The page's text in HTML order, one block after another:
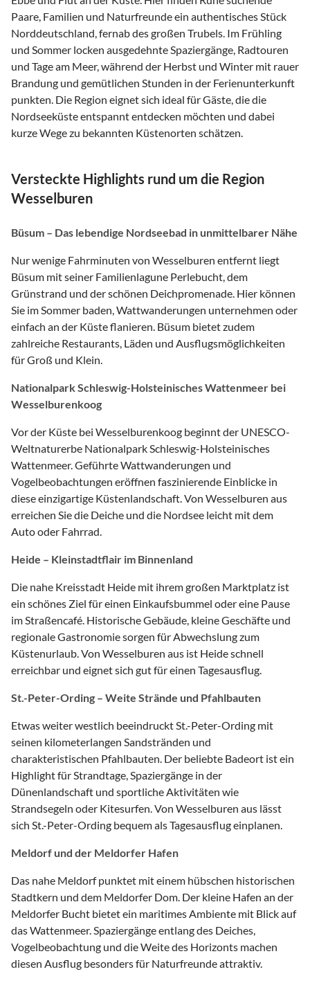
Paare, Familien und Naturfreunde ein authentisches Stück
Norddeutschland, fernab des großen Trubels. Im Frühling
und Sommer locken ausgedehnte Spaziergänge, Radtouren
und Tage am Meer, während der Herbst und Winter mit rauer
Brandung und gemütlichen Stunden in der Ferienunterkunft
punkten. Die Region eignet sich ideal für Gäste, die die
Nordseeküste entspannt entdecken möchten und dabei
kurze Wege zu bekannten Küstenorten schätzen.
Versteckte Highlights rund um die Region
Wesselburen
Büsum – Das lebendige Nordseebad in unmittelbarer Nähe
Nur wenige Fahrminuten von Wesselburen entfernt liegt
Büsum mit seiner Familienlagune Perlebucht, dem
Grünstrand und der schönen Deichpromenade. Hier können
Sie im Sommer baden, Wattwanderungen unternehmen oder
einfach an der Küste flanieren. Büsum bietet zudem
zahlreiche Restaurants, Läden und Ausflugsmöglichkeiten
für Groß und Klein.
Nationalpark Schleswig-Holsteinisches Wattenmeer bei
Wesselburenkoog
Vor der Küste bei Wesselburenkoog beginnt der UNESCO-
Weltnaturerbe Nationalpark Schleswig-Holsteinisches
Wattenmeer. Geführte Wattwanderungen und
Vogelbeobachtungen eröffnen faszinierende Einblicke in
diese einzigartige Küstenlandschaft. Von Wesselburen aus
erreichen Sie die Deiche und die Nordsee leicht mit dem
Auto oder Fahrrad.
Heide – Kleinstadtflair im Binnenland
Die nahe Kreisstadt Heide mit ihrem großen Marktplatz ist
ein schönes Ziel für einen Einkaufsbummel oder eine Pause
im Straßencafé. Historische Gebäude, kleine Geschäfte und
regionale Gastronomie sorgen für Abwechslung zum
Küstenurlaub. Von Wesselburen aus ist Heide schnell
erreichbar und eignet sich gut für einen Tagesausflug.
St.-Peter-Ording – Weite Strände und Pfahlbauten
Etwas weiter westlich beeindruckt St.-Peter-Ording mit
seinen kilometerlangen Sandstränden und
charakteristischen Pfahlbauten. Der beliebte Badeort ist ein
Highlight für Strandtage, Spaziergänge in der
Dünenlandschaft und sportliche Aktivitäten wie
Strandsegeln oder Kitesurfen. Von Wesselburen aus lässt
sich St.-Peter-Ording bequem als Tagesausflug einplanen.
Meldorf und der Meldorfer Hafen
Das nahe Meldorf punktet mit einem hübschen historischen
Stadtkern und dem Meldorfer Dom. Der kleine Hafen an der
Meldorfer Bucht bietet ein maritimes Ambiente mit Blick auf
das Wattenmeer. Spaziergänge entlang des Deiches,
Vogelbeobachtung und die Weite des Horizonts machen
diesen Ausflug besonders für Naturfreunde attraktiv.